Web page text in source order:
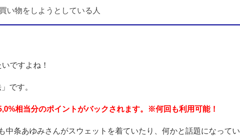
い物をしようとしている人
ですよね！
です。
相当分のポイントがバックされます。※何回も利用可能！
中条あゆみさんがスウェットを着ていたり、何かと話題になってい